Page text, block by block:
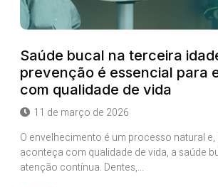
Saúde bucal na terceira
prevenção é essencial para
com qualidade de vida
11 de março de 2026
O envelhecimento é um processo natural e,
aconteça com qualidade de vida, a saúde
atenção contínua. Dentes,...